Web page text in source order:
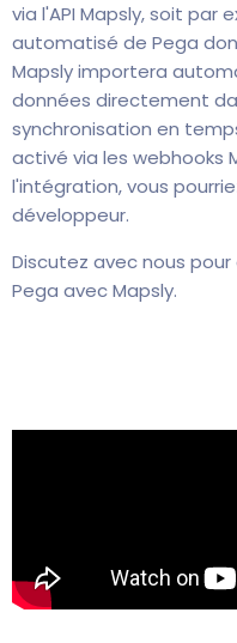
via l'API Mapsly, soit par
automatisé de Pega
Mapsly importera
données directement
synchronisation en
activé via les webhooks
l'intégration, vous
développeur.
Discutez avec nous
Pega avec Mapsly.